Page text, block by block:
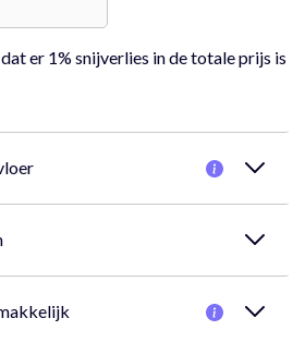
er 1% snijverlies in de totale prijs is